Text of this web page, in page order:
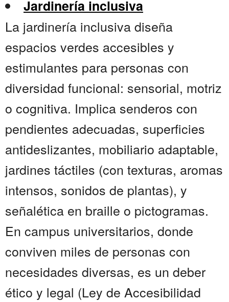
Jardinería inclusiva
La jardinería inclusiva diseña
espacios verdes accesibles y
estimulantes para personas con
diversidad funcional: sensorial, motriz
o cognitiva. Implica senderos con
pendientes adecuadas, superficies
antideslizantes, mobiliario adaptable,
jardines táctiles (con texturas, aromas
intensos, sonidos de plantas), y
señalética en braille o pictogramas.
En campus universitarios, donde
conviven miles de personas con
necesidades diversas, es un deber
ético y legal (Ley de Accesibilidad